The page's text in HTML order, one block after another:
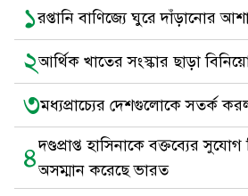
১রপ্তানি বাণিজ্যে ঘুরে দাঁড়ানোর
২আর্থিক খাতের সংস্কার ছাড়া
৩মধ্যপ্রাচ্যের দেশগুলোকে সতর্ক
৪দণ্ডপ্রাপ্ত হাসিনাকে বক্তব্যের
অসম্মান করেছে ভারত